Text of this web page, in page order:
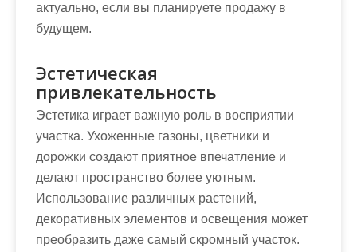
актуально, если вы планируете продажу в
будущем.
Эстетическая
привлекательность
Эстетика играет важную роль в восприятии
участка. Ухоженные газоны, цветники и
дорожки создают приятное впечатление и
делают пространство более уютным.
Использование различных растений,
декоративных элементов и освещения может
преобразить даже самый скромный участок.